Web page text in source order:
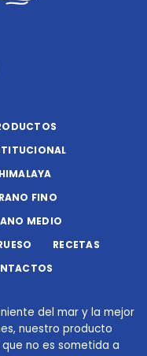
FINO
MEDIO
RECETAS
del mar y la mejor
nuestro producto
no es sometida a